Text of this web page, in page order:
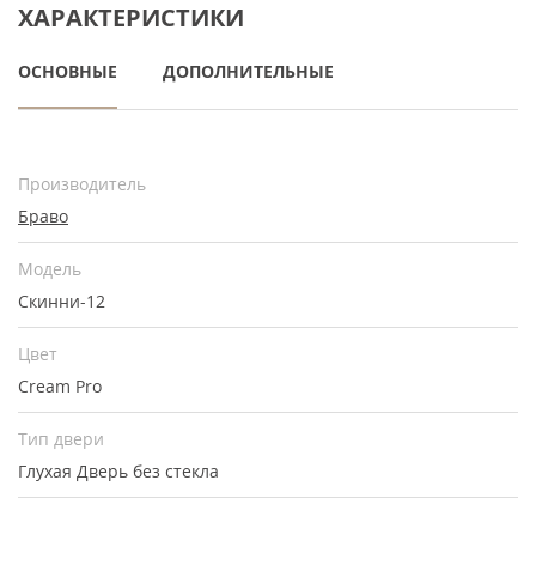
ХАРАКТЕРИСТИКИ
ОСНОВНЫЕ ДОПОЛНИТЕЛЬНЫЕ
Производитель
Браво
Модель
Скинни-12
Цвет
Cream Pro
Тип двери
Глухая Дверь без стекла